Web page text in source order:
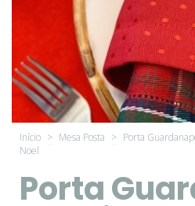
Início > Mesa Posta > Porta
Noel
Porta